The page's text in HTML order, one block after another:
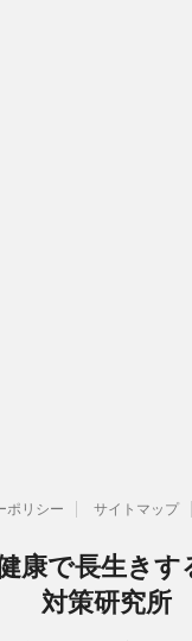
ポリシー サイトマップ
康で長生きす
対策研究所